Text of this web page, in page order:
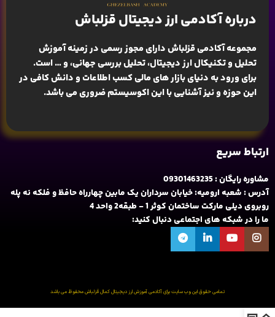
درباره آکادمی ارز دیجیتال قزلباش
مجموعه آکادمی قزلباش دارای مجوز رسمی در زمینهآموزش
تحلیل و تکنیکال ارز دیجیتال، تحلیل بررسی جهانی، و … است.
برای ورود به دنیای بازار های مالی کسب اطلاعات و دانش کافی در
این حوزه و نیز آشنایی با این اکوسیستم ضروری می باشد.
ارتباط سریع
مشاوره رایگان : 09301463235
آدرس : شعبه ارومیه: خیابان سرداران یک مابین چهارراه حافظ و فلکه نه پله
روبروی دیلی مارکت ساختمان کوثر 1 - طبقه2 واحد 4
ما را در شبکه های اجتماعی دنبال کنید:
تمامی حقوق این وب سایت برای آکادمی آموزش ارز دیجیتال کمال قزلباش محفوظ می باشد